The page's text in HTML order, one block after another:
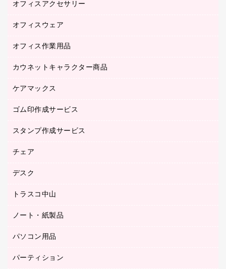
医療・介護用品（食品・飲料・食添製品）
研究・環境管理用品
オフィスアクセサリー
オフィスアクセサリー
オフィスウェア
アウター
ブラウス・シャツ
オフィス作業用品
ペット用品
倉庫収納用品
台車・脚立
梱包用テープ
梱包用品
防災用品
養生用品
カウネットキャラクター商品
カウネットキャラクター商品
ケアマックス
医療・介護用品（食品・飲料・食添製品）
ゴム印作成サービス
ゴム印作成サービス
スタンプ作成サービス
カウネットスタンプ作成サービス
チェア
オフィスチェア
ミーティングチェア
デスク
カウンター
デスク
トラスコ中山
建築・作業用品
研究・環境管理用品
ノート・紙製品
ノート
パソコン用品
キーボード／テンキー
パーティション